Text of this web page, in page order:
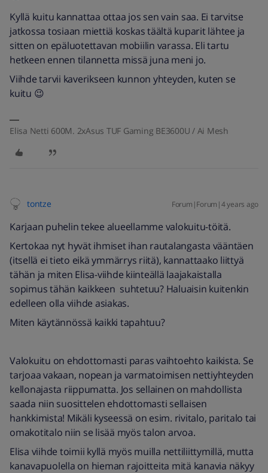
Kyllä kuitu kannattaa ottaa jos sen vain saa. Ei tarvitse
jatkossa tosiaan miettiä koskas täältä kuparit lähtee ja
sitten on epäluotettavan mobiilin varassa. Eli tartu
hetkeen ennen tilannetta missä juna meni jo.
Viihde tarvii kaverikseen kunnon yhteyden, kuten se
kuitu 😉
Elisa Netti 600M. 2xAsus TUF Gaming BE3600U / Ai Mesh
tontze Forum|Forum|4 years ago
Karjaan puhelin tekee alueellamme valokuitu-töitä.
Kertokaa nyt hyvät ihmiset ihan rautalangasta vääntäen
(itsellä ei tieto eikä ymmärrys riitä), kannattaako liittyä
tähän ja miten Elisa-viihde kiinteällä laajakaistalla
sopimus tähän kaikkeen suhtetuu? Haluaisin kuitenkin
edelleen olla viihde asiakas.
Miten käytännössä kaikki tapahtuu?
Valokuitu on ehdottomasti paras vaihtoehto kaikista. Se
tarjoaa vakaan, nopean ja varmatoimisen nettiyhteyden
kellonajasta riippumatta. Jos sellainen on mahdollista
saada niin suosittelen ehdottomasti sellaisen
hankkimista! Mikäli kyseessä on esim. rivitalo, paritalo tai
omakotitalo niin se lisää myös talon arvoa.
Elisa viihde toimii kyllä myös muilla nettiliittymillä, mutta
kanavapuolella on hieman rajoitteita mitä kanavia näkyy